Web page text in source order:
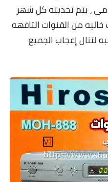
أدوات كهربائية
قوالب وشروحات بلوجر
كوميدي
، يتم تحديثه كل شهر
من القنوات التافهه
لتنال إعجاب الجميع